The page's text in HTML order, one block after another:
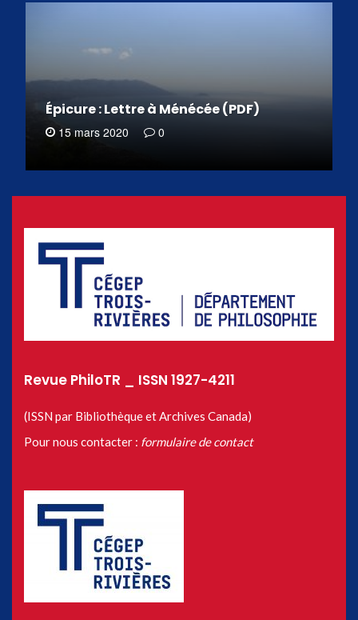
Épicure : Lettre à Ménécée (PDF)
15 mars 2020 0
Revue PhiloTR _ ISSN 1927-4211
(ISSN par Bibliothèque et Archives Canada)
Pour nous contacter : formulaire de contact